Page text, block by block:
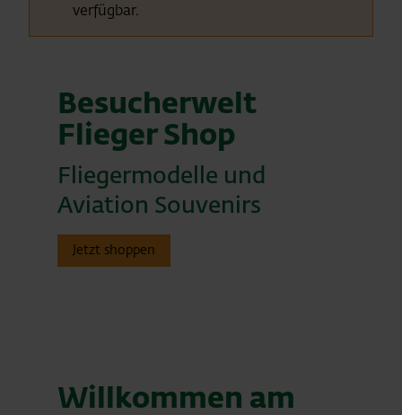
verfügbar.
Besucherwelt
Flieger Shop
Fliegermodelle und
Aviation Souvenirs
Jetzt shoppen
Willkommen am